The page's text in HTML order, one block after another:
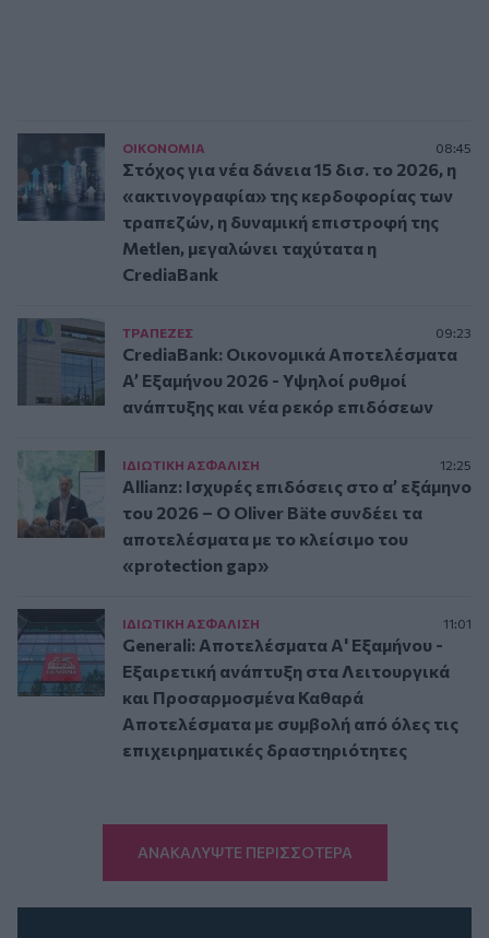
ΟΙΚΟΝΟΜΙΑ 08:45
Στόχος για νέα δάνεια 15 δισ. το 2026, η
«ακτινογραφία» της κερδοφορίας των
τραπεζών, η δυναμική επιστροφή της
Metlen, μεγαλώνει ταχύτατα η
CrediaBank
ΤΡAΠΕΖΕΣ 09:23
CrediaBank: Οικονομικά Αποτελέσματα
A’ Εξαμήνου 2026 - Υψηλοί ρυθμοί
ανάπτυξης και νέα ρεκόρ επιδόσεων
ΙΔΙΩΤΙΚΗ ΑΣΦAΛΙΣΗ 12:25
Allianz: Ισχυρές επιδόσεις στο α’ εξάμηνο
του 2026 – Ο Oliver Bäte συνδέει τα
αποτελέσματα με το κλείσιμο του
«protection gap»
ΙΔΙΩΤΙΚΗ ΑΣΦAΛΙΣΗ 11:01
Generali: Αποτελέσματα Α' Εξαμήνου -
Εξαιρετική ανάπτυξη στα Λειτουργικά
και Προσαρμοσμένα Καθαρά
Αποτελέσματα με συμβολή από όλες τις
επιχειρηματικές δραστηριότητες
ΑΝΑΚΑΛΥΨΤΕ ΠΕΡΙΣΣΟΤΕΡΑ